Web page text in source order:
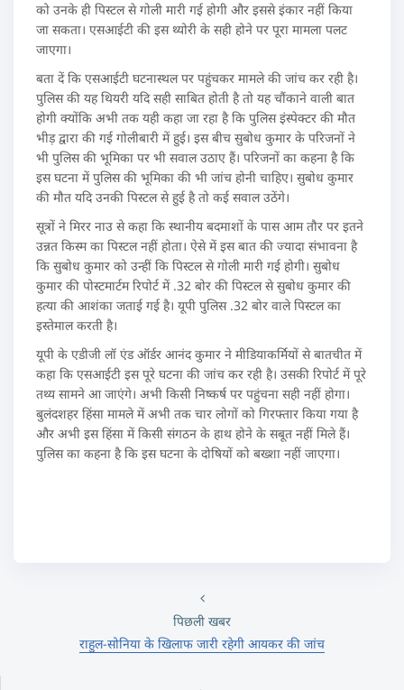
को उनके ही पिस्टल से गोली मारी गई होगी और इससे इंकार नहीं किया
जा सकता। एसआईटी की इस थ्योरी के सही होने पर पूरा मामला पलट
जाएगा।
बता दें कि एसआईटी घटनास्थल पर पहुंचकर मामले की जांच कर रही है।
पुलिस की यह थियरी यदि सही साबित होती है तो यह चौंकाने वाली बात
होगी क्योंकि अभी तक यही कहा जा रहा है कि पुलिस इंस्पेक्टर की मौत
भीड़ द्वारा की गई गोलीबारी में हुई। इस बीच सुबोध कुमार के परिजनों ने
भी पुलिस की भूमिका पर भी सवाल उठाए हैं। परिजनों का कहना है कि
इस घटना में पुलिस की भूमिका की भी जांच होनी चाहिए। सुबोध कुमार
की मौत यदि उनकी पिस्टल से हुई है तो कई सवाल उठेंगे।
सूत्रों ने मिरर नाउ से कहा कि स्थानीय बदमाशों के पास आम तौर पर इतने
उन्नत किस्म का पिस्टल नहीं होता। ऐसे में इस बात की ज्यादा संभावना है
कि सुबोध कुमार को उन्हीं कि पिस्टल से गोली मारी गई होगी। सुबोध
कुमार की पोस्टमार्टम रिपोर्ट में .32 बोर की पिस्टल से सुबोध कुमार की
हत्या की आशंका जताई गई है। यूपी पुलिस .32 बोर वाले पिस्टल का
इस्तेमाल करती है।
यूपी के एडीजी लॉ एंड ऑर्डर आनंद कुमार ने मीडियाकर्मियों से बातचीत में
कहा कि एसआईटी इस पूरे घटना की जांच कर रही है। उसकी रिपोर्ट में पूरे
तथ्य सामने आ जाएंगे। अभी किसी निष्कर्ष पर पहुंचना सही नहीं होगा।
बुलंदशहर हिंसा मामले में अभी तक चार लोगों को गिरफ्तार किया गया है
और अभी इस हिंसा में किसी संगठन के हाथ होने के सबूत नहीं मिले हैं।
पुलिस का कहना है कि इस घटना के दोषियों को बख्शा नहीं जाएगा।
पिछली खबर
राहुल-सोनिया के खिलाफ जारी रहेगी आयकर की जांच